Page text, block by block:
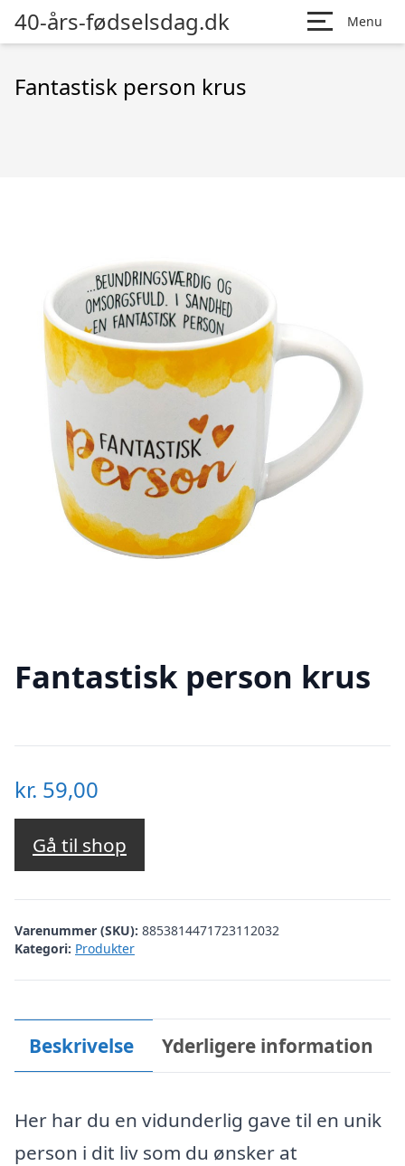
40-års-fødselsdag.dk Menu
Fantastisk person krus
Fantastisk person krus
kr. 59,00
Gå til shop
Varenummer (SKU): 8853814471723112032
Kategori: Produkter
Beskrivelse Yderligere information
Her har du en vidunderlig gave til en unik
person i dit liv som du ønsker at